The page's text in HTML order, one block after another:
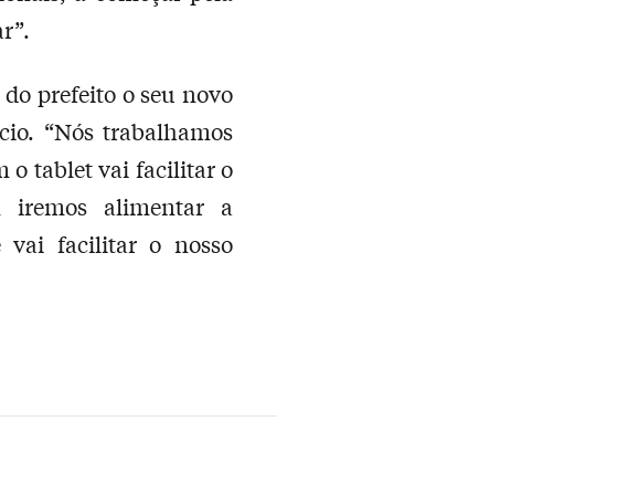
prefeito o seu novo
“Nós trabalhamos
o tablet vai facilitar o
iremos alimentar a
vai facilitar o nosso